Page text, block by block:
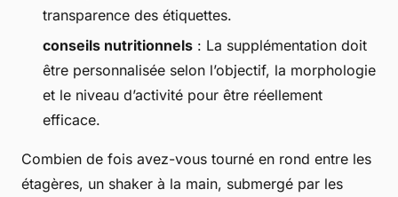
transparence des étiquettes.
conseils nutritionnels : La supplémentation doit
être personnalisée selon l’objectif, la morphologie
et le niveau d’activité pour être réellement
efficace.
Combien de fois avez-vous tourné en rond entre les
étagères, un shaker à la main, submergé par les